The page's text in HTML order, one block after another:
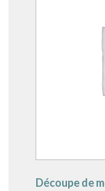
Découpe de